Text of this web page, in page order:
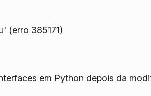
(erro 385171)
em Python depois da